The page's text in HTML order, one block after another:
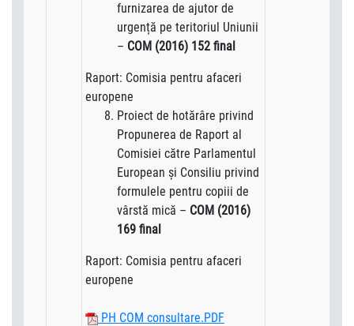
furnizarea de ajutor de
urgență pe teritoriul Uniunii
– COM (2016) 152 final
Raport: Comisia pentru afaceri
europene
Proiect de hotărâre privind
Propunerea de Raport al
Comisiei către Parlamentul
European şi Consiliu privind
formulele pentru copiii de
vârstă mică – COM (2016)
169 final
Raport: Comisia pentru afaceri
europene
PH COM consultare.PDF